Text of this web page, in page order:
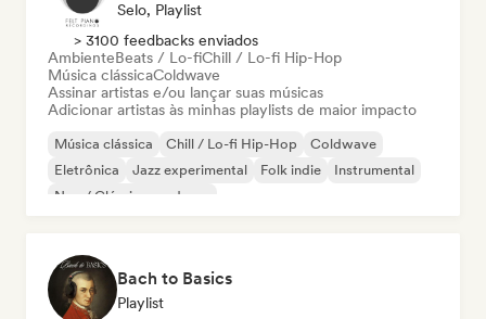
Selo, Playlist
> 3100 feedbacks enviados
AmbienteBeats / Lo-fiChill / Lo-fi Hip-Hop
Música clássicaColdwave
Assinar artistas e/ou lançar suas músicas
Adicionar artistas às minhas playlists de maior impacto
Música clássica Chill / Lo-fi Hip-Hop
Coldwave
Eletrônica
Jazz experimental Folk indie
Instrumental
Neo / Clássico moderno
Bach to Basics
Playlist